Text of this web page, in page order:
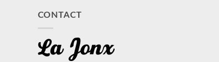
CONTACT